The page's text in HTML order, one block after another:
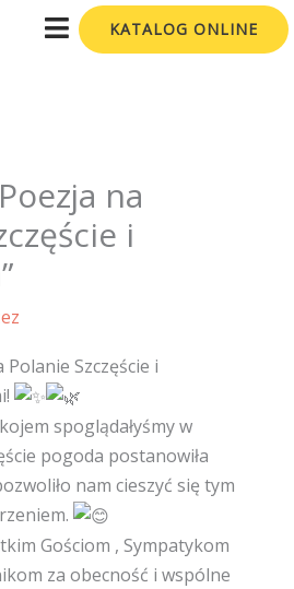
KATALOG ONLINE
na
i
Polanie Szczęście i
spoglądałyśmy w
pogoda postanowiła
nam cieszyć się tym
Gościom , Sympatykom
za obecność i wspólne